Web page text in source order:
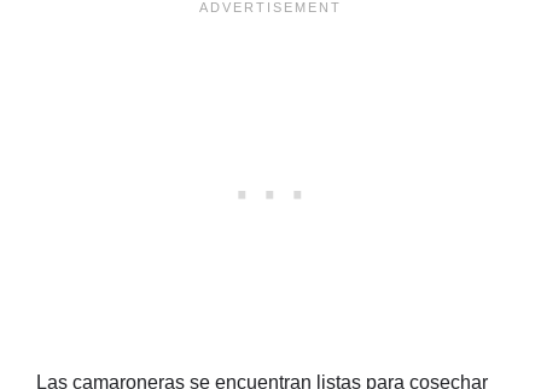
Las camaroneras se encuentran listas para cosechar